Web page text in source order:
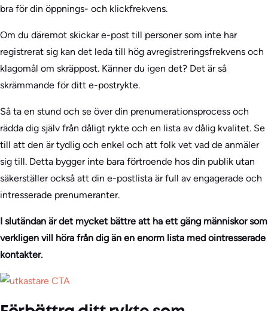
bra för din öppnings- och klickfrekvens.
Om du däremot skickar e-post till personer som inte har
registrerat sig kan det leda till hög avregistreringsfrekvens och
klagomål om skräppost. Känner du igen det? Det är så
skrämmande för ditt e-postrykte.
Så ta en stund och se över din prenumerationsprocess och
rädda dig själv från dåligt rykte och en lista av dålig kvalitet. Se
till att den är tydlig och enkel och att folk vet vad de anmäler
sig till. Detta bygger inte bara förtroende hos din publik utan
säkerställer också att din e-postlista är full av engagerade och
intresserade prenumeranter.
I slutändan är det mycket bättre att ha ett gäng människor som
verkligen vill höra från dig än en enorm lista med ointresserade
kontakter.